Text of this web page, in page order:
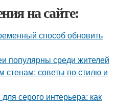
на сайте:
способ обновить
популярны среди жителей
стенам: советы по стилю и
серого интерьера: как